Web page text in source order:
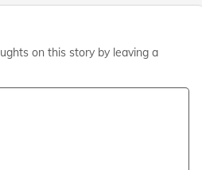
on this story by leaving a